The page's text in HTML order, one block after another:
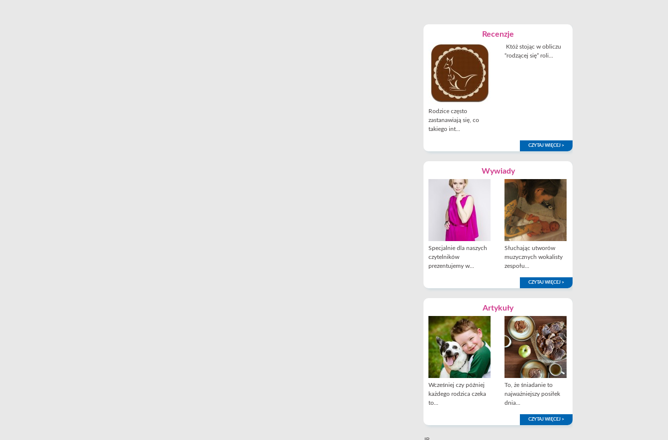
Recenzje
Rodzice często
zastanawiają się, co
takiego int...
Któż stojąc w obliczu
“rodzącej się” roli...
CZYTAJ WIĘCEJ >
Wywiady
Specjalnie dla naszych
czytelników
prezentujemy w...
Słuchając utworów
muzycznych wokalisty
zespołu...
CZYTAJ WIĘCEJ >
Artykuły
Wcześniej czy później
każdego rodzica czeka
to...
To, że śniadanie to
najważniejszy posiłek
dnia...
CZYTAJ WIĘCEJ >